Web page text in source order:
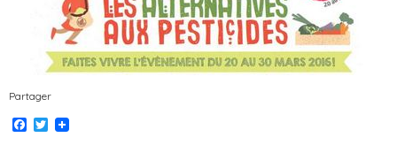
Partager
Facebook
Twitter